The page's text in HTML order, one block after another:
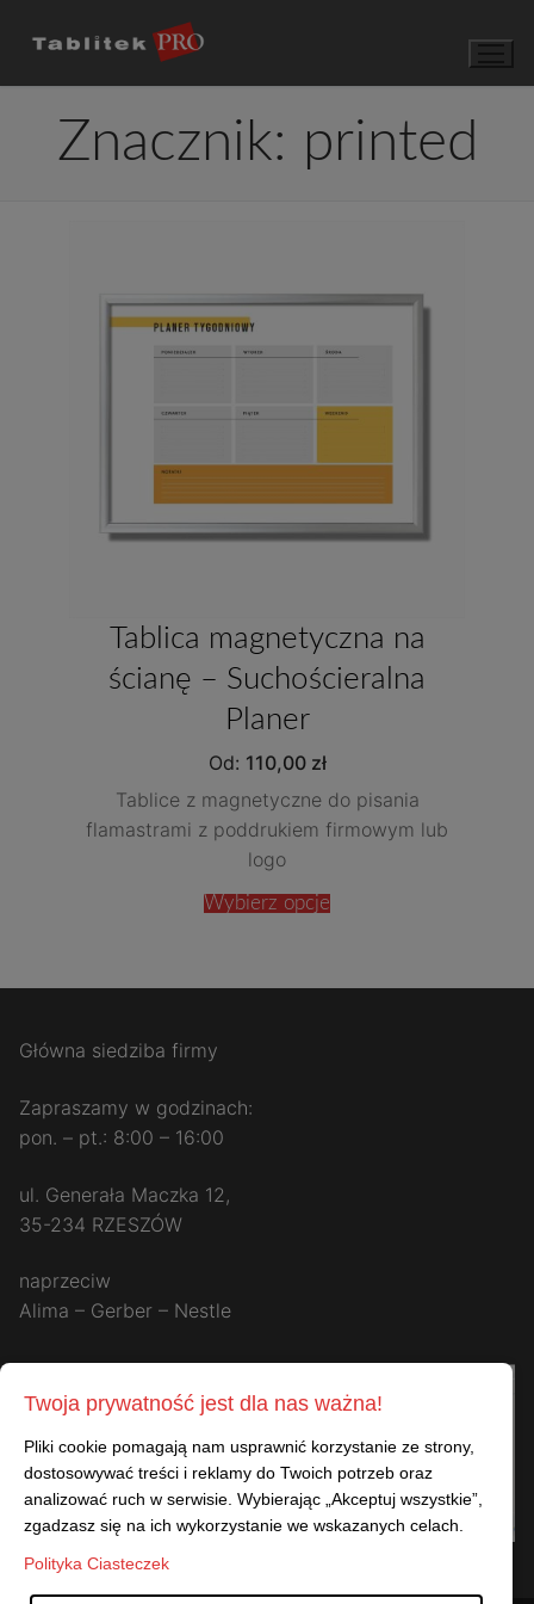
Znacznik: printed
Tablica magnetyczna na
ścianę – Suchościeralna
Planer
Od: 110,00 zł
Tablice z magnetyczne do pisania
flamastrami z poddrukiem firmowym lub
logo
Wybierz opcje
Główna siedziba firmy
Zapraszamy w godzinach:
pon. – pt.: 8:00 – 16:00
ul. Generała Maczka 12,
35-234 RZESZÓW
naprzeciw
Alima – Gerber – Nestle
Twoja prywatność jest dla nas ważna!
Pliki cookie pomagają nam usprawnić korzystanie ze strony,
dostosowywać treści i reklamy do Twoich potrzeb oraz
analizować ruch w serwisie. Wybierając „Akceptuj wszystkie”,
zgadzasz się na ich wykorzystanie we wskazanych celach.
Polityka Ciasteczek